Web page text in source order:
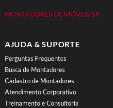
MONTADORES DE MÓVEIS SP
AJUDA & SUPORTE
Perguntas Frequentes
Busca de Montadores
Cadastro de Montadores
Atendimento Corporativo
Treinamento e Consultoria